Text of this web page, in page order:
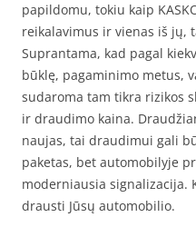
papildomu, tokiu kaip
reikalavimus ir vienas iš jų,
Suprantama, kad pagal
būklę, pagaminimo metus,
sudaroma tam tikra rizikos
ir draudimo kaina.
naujas, tai draudimui gali
paketas, bet automobilyje
moderniausia
drausti Jūsų automobilio.